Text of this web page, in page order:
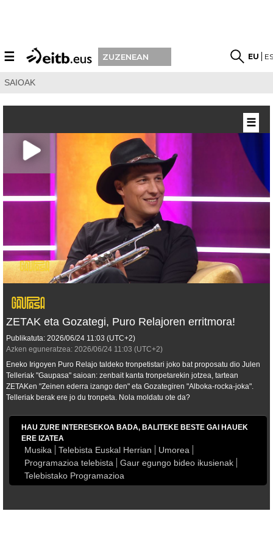
☰ ZUZENEAN EU
SAIOAK
ZETAK eta Gozategi, Puro Relajoren erritmora!
Publikatuta: 2026/06/24 11:03 (UTC+2)
Azken eguneratzea: 2026/06/24 11:03 (UTC+2)
Eneko Irigoyen Puro Relajo taldeko tronpetistari joko bat proposatu dio Julen
Telleriak "Gaupasa" saioan: zenbait kanta tronpetarekin jotzea, tartean
ZETAKen "Zeinen ederra izango den" eta Gozategiren "Alboka-rocka-joka".
Telleriak berak ere jo du tronpeta. Nola moldatu ote da?
HAU ZURE INTERESEKOA BADA, BALITEKE BESTE GAI HAUEK
ERE IZATEA
Musika Telebista Euskal Herrian
Umorea
Programazioa telebista
Gaur egungo bideo ikusienak
Telebistako Programazioa
☰